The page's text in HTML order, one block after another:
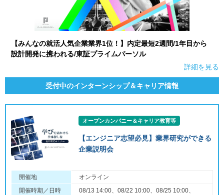
【みんなの就活人気企業業界1位！】内定最短2週間/1年目から
設計開発に携われる/東証プライムパーソル
詳細を見る
受付中のインターンシップ＆キャリア情報
オープンカンパニー＆キャリア教育等
【エンジニア志望必見】業界研究ができる
企業説明会
開催地
オンライン
開催時期／日時
08/13 14:00、08/22 10:00、08/25 10:00、